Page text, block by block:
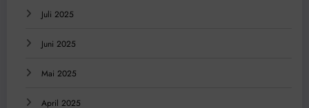
Juli 2025
Juni 2025
Mai 2025
April 2025